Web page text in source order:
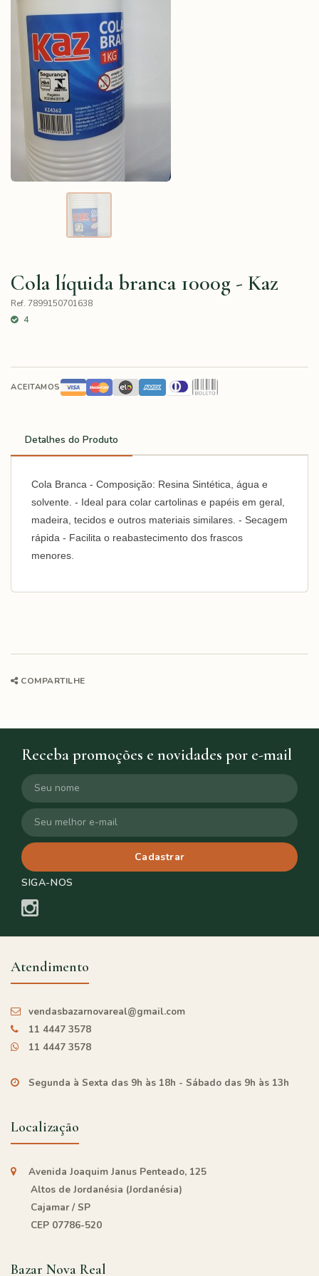
Cola líquida branca 1000g - Kaz
Ref. 7899150701638
4
ACEITAMOS
Detalhes do Produto
Cola Branca - Composição: Resina Sintética, água e
solvente. - Ideal para colar cartolinas e papéis em geral,
madeira, tecidos e outros materiais similares. - Secagem
rápida - Facilita o reabastecimento dos frascos
menores.
COMPARTILHE
Receba promoções e novidades por e-mail
Cadastrar
SIGA-NOS
Atendimento
vendasbazarnovareal@gmail.com
11 4447 3578
11 4447 3578
Segunda à Sexta das 9h às 18h - Sábado das 9h às 13h
Localização
Avenida Joaquim Janus Penteado, 125
Altos de Jordanésia (Jordanésia)
Cajamar / SP
CEP 07786-520
Bazar Nova Real